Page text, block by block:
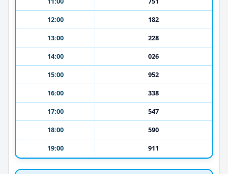
12:00
182
13:00
228
14:00
026
15:00
952
16:00
338
17:00
547
18:00
590
19:00
911